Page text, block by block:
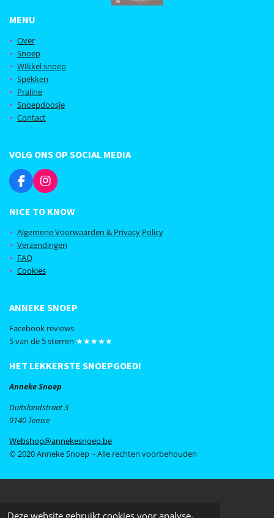
Deze website gebruikt cookies voor analyse-
MENU
Over
Snoep
WIkkel snoep
Spekken
Praline
Snoepdoosje
Contact
VOLG ONS OP SOCIAL MEDIA
F
a
c
e
b
o
o
k
I
n
s
a
g
r
m
NICE TO KNOW
Algemene Voorwaarden & Privacy Policy
Verzendingen
FAQ
Cookies
ANNEKE SNOEP
Facebook reviews
5 van de 5 sterren ★★★★★
HET LEKKERSTE SNOEPGOED!
Anneke Snoep
Duitslandstraat 3
9140 Temse
Webshop@annekesnoep.be
© 2020 Anneke Snoep - Alle rechten voorbehouden